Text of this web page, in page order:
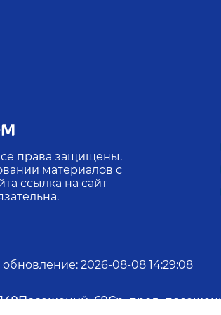
права защищены.
материалов с
ссылка на сайт
обновление: 2026-08-08 14:29:08
Посещений: 69Ср. прод.